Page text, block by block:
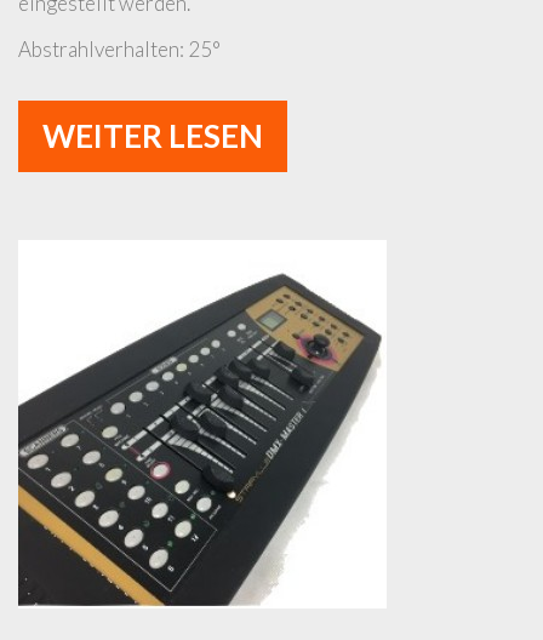
Abstrahlverhalten: 25°
WEITER LESEN